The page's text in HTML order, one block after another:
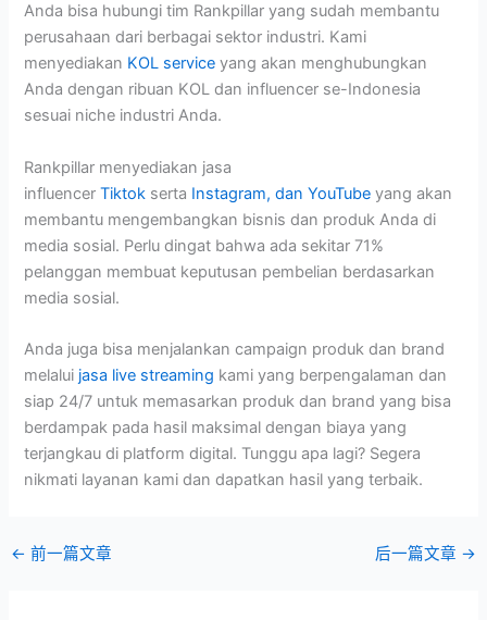
Anda bisa hubungi tim Rankpillar yang sudah membantu
perusahaan dari berbagai sektor industri. Kami
menyediakan KOL service yang akan menghubungkan
Anda dengan ribuan KOL dan influencer se-Indonesia
sesuai niche industri Anda.
Rankpillar menyediakan jasa
influencerTiktok serta Instagram, dan YouTube yang akan
membantu mengembangkan bisnis dan produk Anda di
media sosial. Perlu dingat bahwa ada sekitar 71%
pelanggan membuat keputusan pembelian berdasarkan
media sosial.
Anda juga bisa menjalankan campaign produk dan brand
melalui jasa live streaming kami yang berpengalaman dan
siap 24/7 untuk memasarkan produk dan brand yang bisa
berdampak pada hasil maksimal dengan biaya yang
terjangkau di platform digital. Tunggu apa lagi? Segera
nikmati layanan kami dan dapatkan hasil yang terbaik.
← 前一篇文章 后一篇文章 →